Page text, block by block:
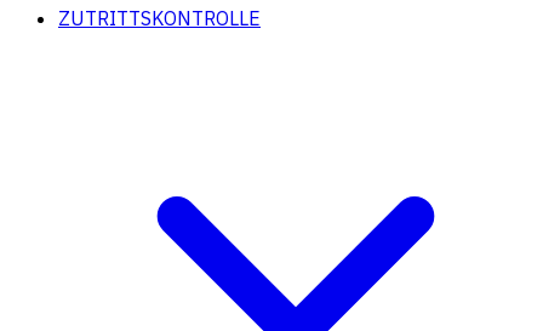
ZUTRITTSKONTROLLE